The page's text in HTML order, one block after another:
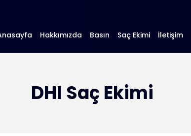
Hakkımızda Basın Saç Ekimi İletişim
DHI Saç Ekimi